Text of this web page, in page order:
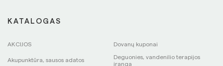
KATALOGAS
AKCIJOS Dovanų kuponai
Akupunktūra, sausos adatos
Deguonies, vandenilio terapijos
įranga